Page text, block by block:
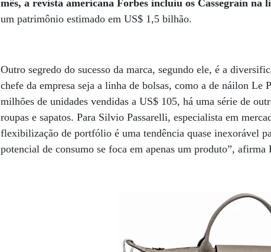
mês, a revista americana Forbes incluiu os Cassegrain na
um patrimônio estimado em US$ 1,5 bilhão.
Outro segredo do sucesso da marca, segundo ele, é a
chefe da empresa seja a linha de bolsas, como a de náilon Le
milhões de unidades vendidas a US$ 105, há uma série de
roupas e sapatos. Para Silvio Passarelli, especialista em
flexibilização de portfólio é uma tendência quase inexorável
potencial de consumo se foca em apenas um produto”, afirma